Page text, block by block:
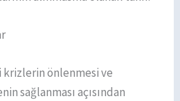
önlenmesi ve
sağlanması açısından